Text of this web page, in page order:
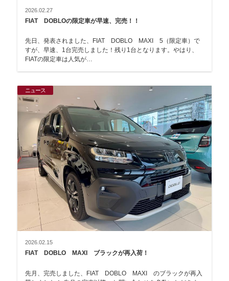
2026.02.27
FIAT DOBLOの限定車が早速、完売！！
先日、発表されました、FIAT DOBLO MAXI 5（限定車）で
すが、早速、1台完売しました！残り1台となります。やはり、
FIATの限定車は人気が…
ニュース
2026.02.15
FIAT DOBLO MAXI ブラックが再入荷！
先月、完売しました、FIAT DOBLO MAXI のブラックが再入